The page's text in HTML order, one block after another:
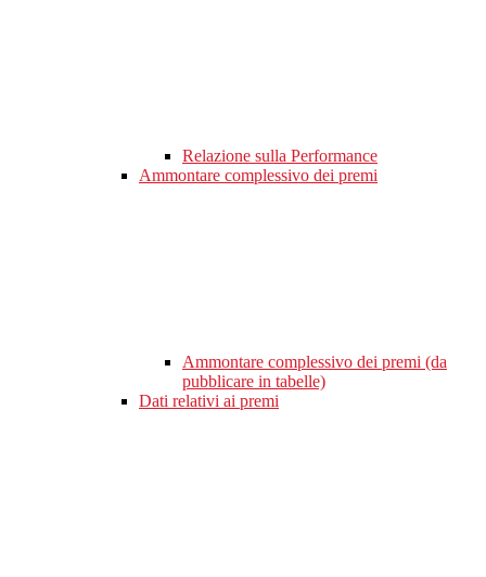
Relazione sulla Performance
Ammontare complessivo dei premi
Ammontare complessivo dei premi (da
pubblicare in tabelle)
Dati relativi ai premi